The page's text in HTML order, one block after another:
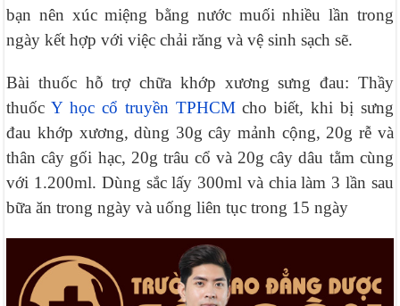
bạn nên xúc miệng bằng nước muối nhiều lần trong
ngày kết hợp với việc chải răng và vệ sinh sạch sẽ.
Bài thuốc hỗ trợ chữa khớp xương sưng đau: Thầy
thuốcY học cổ truyền TPHCMcho biết, khi bị sưng
đau khớp xương, dùng 30g cây mảnh cộng, 20g rễ và
thân cây gối hạc, 20g trâu cổ và 20g cây dâu tằm cùng
với 1.200ml. Dùng sắc lấy 300ml và chia làm 3 lần sau
bữa ăn trong ngày và uống liên tục trong 15 ngày